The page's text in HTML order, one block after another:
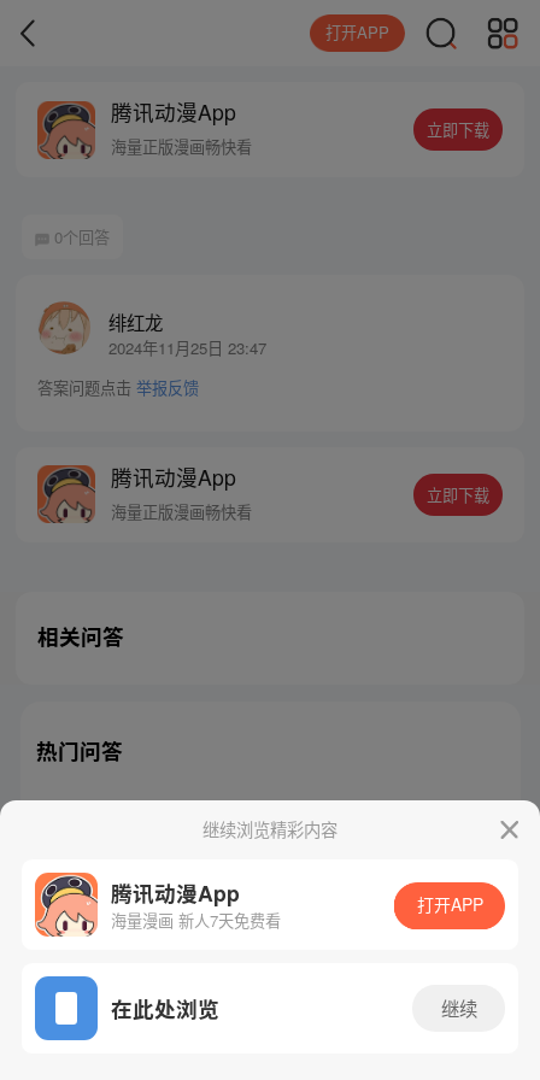
打开APP
腾讯动漫App
海量正版漫画畅快看
立即下载
0个回答
绯红龙
2024年11月25日 23:47
答案问题点击 举报反馈
腾讯动漫App
海量正版漫画畅快看
立即下载
相关问答
热门问答
继续浏览精彩内容
腾讯动漫App
海量漫画 新人7天免费看
打开APP
在此处浏览 继续
腾讯漫画 起点读书 QQ阅读
网站备案/许可证号：粤B2-20090059-5